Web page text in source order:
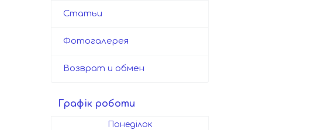
Статьи
Фотогалерея
Возврат и обмен
Графік роботи
Понеділок